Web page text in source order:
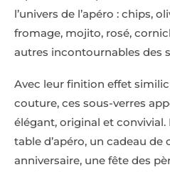
l’univers de l’apéro : chips,
fromage, mojito, rosé,
autres incontournables des
Avec leur finition effet
couture, ces sous-verres
élégant, original et
table d’apéro, un cadeau de
anniversaire, une fête des